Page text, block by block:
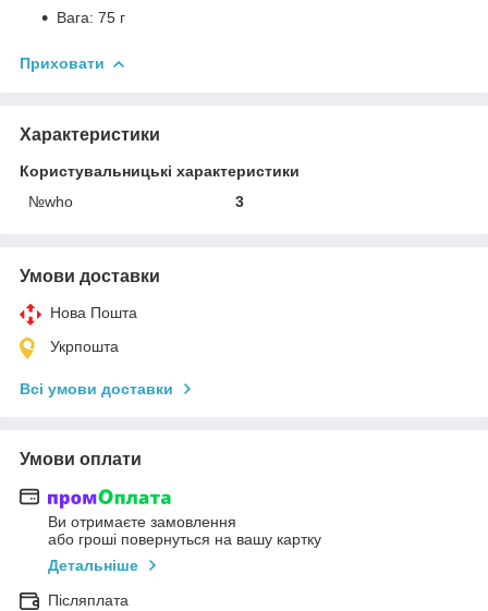
Вага: 75 г
Приховати
Характеристики
Користувальницькі характеристики
№who
3
Умови доставки
Нова Пошта
Укрпошта
Всі умови доставки
Умови оплати
Ви отримаєте замовлення
або гроші повернуться на вашу картку
Детальніше
Післяплата